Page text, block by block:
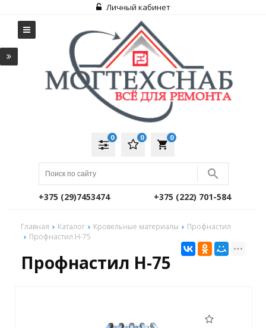
Личный кабинет
local_grocery_store
0
0
0
+375 (29)7453474 +375 (222) 701-584
Главная Каталог Кровельные материалы
Профнастил
Профнастил Н-75
Профнастил Н-75